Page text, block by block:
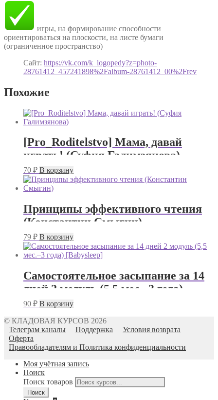
игры, на формирование способности
ориентироваться на плоскости, на листе бумаги
(ограниченное пространство)
Сайт: https://vk.com/k_logopedy?z=photo-
28761412_457241898%2Falbum-28761412_00%2Frev
Похожие
[Pro_Roditelstvo] Мама, давай
играть! (Суфия Галимзянова)
70 ₽ В корзину
Принципы эффективного чтения
(Константин Смыгин)
79 ₽ В корзину
Самостоятельное засыпание за 14
дней 2 модуль (5,5 мес.–3 года)
[Babysleep]
90 ₽ В корзину
© КЛАДОВАЯ КУРСОВ 2026
Телеграм каналы
Поддержка
Условия возврата
Оферта
Правообладателям и Политика конфиденциальности
Моя учётная запись
Поиск
Поиск товаров
Поиск